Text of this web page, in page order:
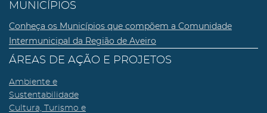
MUNICÍPIOS
Conheça os Municípios que compõem a Comunidade
Intermunicipal da Região de Aveiro
ÁREAS DE AÇÃO E PROJETOS
Ambiente e
Sustentabilidade
Cultura, Turismo e